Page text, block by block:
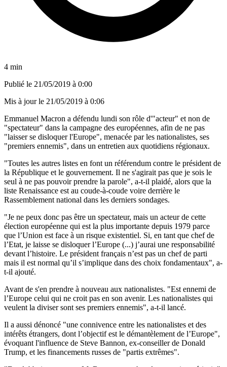
4 min
Publié le 21/05/2019 à 0:00
Mis à jour le 21/05/2019 à 0:06
Emmanuel Macron a défendu lundi son rôle d'"acteur" et non de
"spectateur" dans la campagne des européennes, afin de ne pas
"laisser se disloquer l'Europe", menacée par les nationalistes, ses
"premiers ennemis", dans un entretien aux quotidiens régionaux.
"Toutes les autres listes en font un référendum contre le président de
la République et le gouvernement. Il ne s'agirait pas que je sois le
seul à ne pas pouvoir prendre la parole", a-t-il plaidé, alors que la
liste Renaissance est au coude-à-coude voire derrière le
Rassemblement national dans les derniers sondages.
"Je ne peux donc pas être un spectateur, mais un acteur de cette
élection européenne qui est la plus importante depuis 1979 parce
que l’Union est face à un risque existentiel. Si, en tant que chef de
l’Etat, je laisse se disloquer l’Europe (...) j’aurai une responsabilité
devant l’histoire. Le président français n’est pas un chef de parti
mais il est normal qu’il s’implique dans des choix fondamentaux", a-
t-il ajouté.
Avant de s'en prendre à nouveau aux nationalistes. "Est ennemi de
l’Europe celui qui ne croit pas en son avenir. Les nationalistes qui
veulent la diviser sont ses premiers ennemis", a-t-il lancé.
Il a aussi dénoncé "une connivence entre les nationalistes et des
intérêts étrangers, dont l’objectif est le démantèlement de l’Europe",
évoquant l'influence de Steve Bannon, ex-conseiller de Donald
Trump, et les financements russes de "partis extrêmes".